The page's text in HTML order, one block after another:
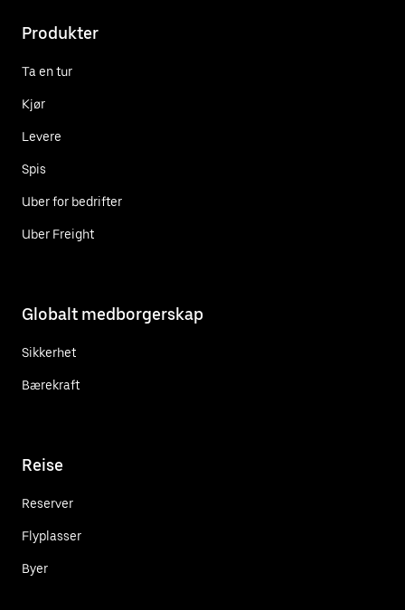
Produkter
Ta en tur
Kjør
Levere
Spis
Uber for bedrifter
Uber Freight
Globalt medborgerskap
Sikkerhet
Bærekraft
Reise
Reserver
Flyplasser
Byer